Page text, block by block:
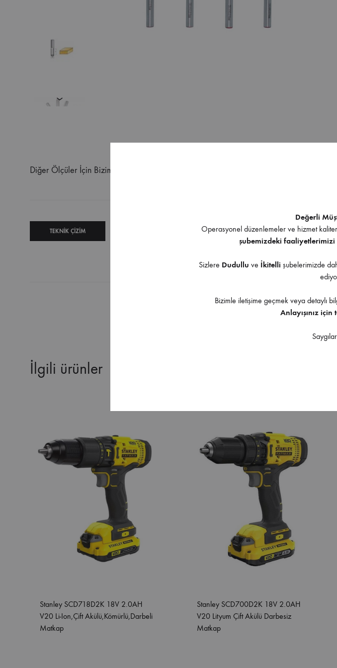
Diğer Ölçüler İçin Bizimle İletişime Geçebilirsiniz.
TEKNIK ÇIZIM
Ürüne
İlgili ürünler
Stanley SCD718D2K 18V 2.0AH
V20 Li-Ion,Çift Akülü,Kömürlü,Darbeli
Matkap
Stanley SCD700D2K 18V 2.0AH
V20 Lityum Çift Akülü Darbesiz
Matkap
Değerli
Operasyonel düzenlemeler ve hizmet
şubemizdeki faaliyetlerimizi
Sizlere Dudullu ve İkitelli şubelerimizde
Bizimle iletişime geçmek veya detaylı
Anlayışınız